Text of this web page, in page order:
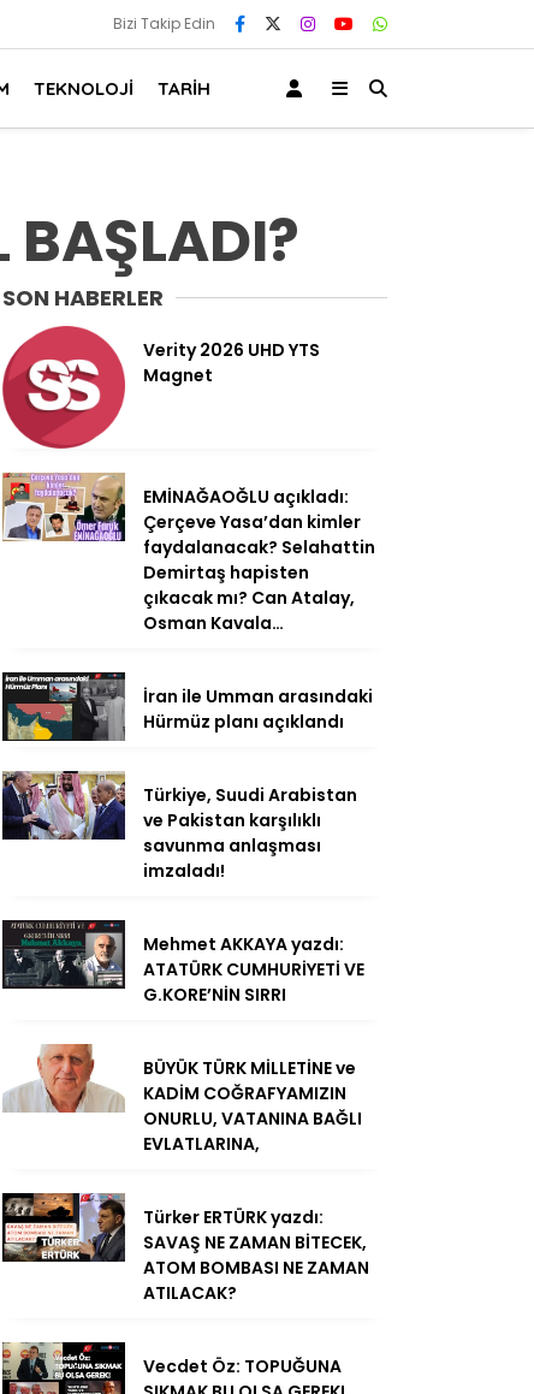
Bizi Takip Edin
TEKNOLOJİ TARİH
BAŞLADI?
SON HABERLER
Verity 2026 UHD YTS
Magnet
EMİNAĞAOĞLU açıkladı:
Çerçeve Yasa’dan kimler
faydalanacak? Selahattin
Demirtaş hapisten
çıkacak mı? Can Atalay,
Osman Kavala…
İran ile Umman arasındaki
Hürmüz planı açıklandı
Türkiye, Suudi Arabistan
ve Pakistan karşılıklı
savunma anlaşması
imzaladı!
Mehmet AKKAYA yazdı:
ATATÜRK CUMHURİYETİ VE
G.KORE’NİN SIRRI
BÜYÜK TÜRK MİLLETİNE ve
KADİM COĞRAFYAMIZIN
ONURLU, VATANINA BAĞLI
EVLATLARINA,
Türker ERTÜRK yazdı:
SAVAŞ NE ZAMAN BİTECEK,
ATOM BOMBASI NE ZAMAN
ATILACAK?
Vecdet Öz: TOPUĞUNA